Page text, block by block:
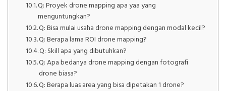
Q: Proyek drone mapping apa yaa yang
menguntungkan?
Q: Bisa mulai usaha drone mapping dengan modal kecil?
Q: Berapa lama ROI drone mapping?
Q: Skill apa yang dibutuhkan?
Q: Apa bedanya drone mapping dengan fotografi
drone biasa?
Q: Berapa luas area yang bisa dipetakan 1 drone?